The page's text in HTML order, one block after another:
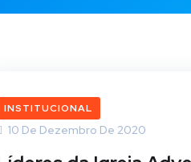
INSTITUCIONAL
10 De Dezembro De 2020